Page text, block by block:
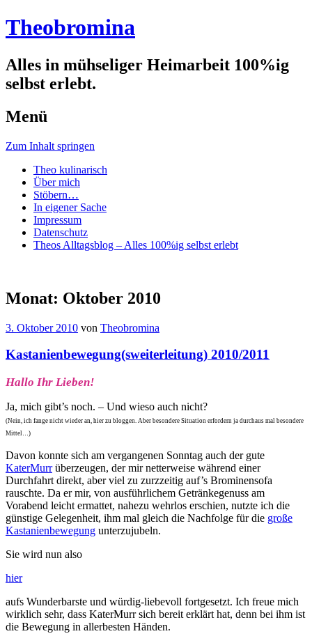
Theobromina
Alles in mühseliger Heimarbeit 100%ig
selbst erlebt.
Menü
Zum Inhalt springen
Theo kulinarisch
Über mich
Stöbern…
In eigener Sache
Impressum
Datenschutz
Theos Alltagsblog – Alles 100%ig selbst erlebt
Monat: Oktober 2010
3. Oktober 2010 von Theobromina
Kastanienbewegung(sweiterleitung) 2010/2011
Hallo Ihr Lieben!
Ja, mich gibt’s noch. – Und wieso auch nicht?
(Nein, ich fange nicht wieder an, hier zu bloggen. Aber besondere Situation erfordern ja durchaus mal besondere
Mittel…)
Davon konnte sich am vergangenen Sonntag auch der gute
KaterMurrüberzeugen, der mir netterweise während einer
Durchfahrt direkt, aber viel zu zurzzeitig auf’s Brominensofa
rauschte. Da er mir, von ausführlichem Getränkegenuss am
Vorabend leicht ermattet, nahezu wehrlos erschien, nutzte ich die
günstige Gelegenheit, ihm mal gleich die Nachfolge für die große
Kastanienbewegung unterzujubeln.
Sie wird nun also
hier
aufs Wunderbarste und würdig-liebevoll fortgesetzt. Ich freue mich
wirklich sehr, dass KaterMurr sich bereit erklärt hat, denn bei ihm ist
die Bewegung in allerbesten Händen.